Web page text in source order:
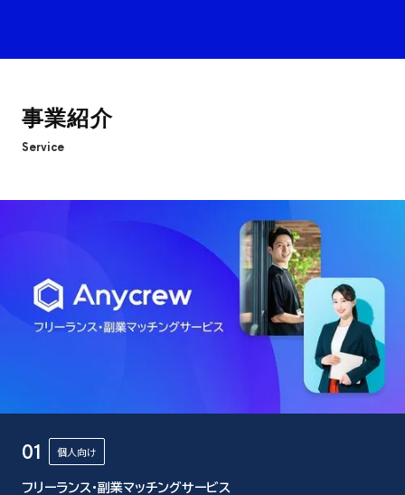
事業紹介
Service
01 個人向け
フリーランス・副業マッチングサービス